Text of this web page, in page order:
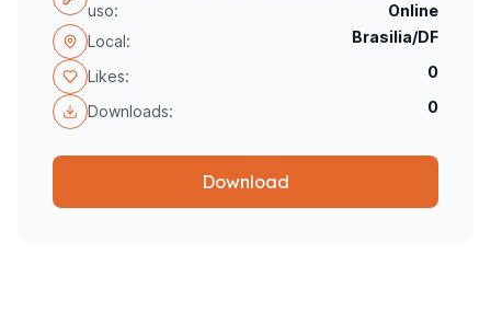
uso:
Online
Local:
Brasilia/DF
Likes: 0
Downloads: 0
Download